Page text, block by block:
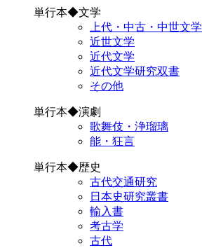
単行本◆文学
上代・中古・中世文学
近世文学
近代文学
近代文学研究双書
その他
単行本◆演劇
歌舞伎・浄瑠璃
能・狂言
単行本◆歴史
古代交通研究
日本史研究叢書
輸入書
考古学
古代